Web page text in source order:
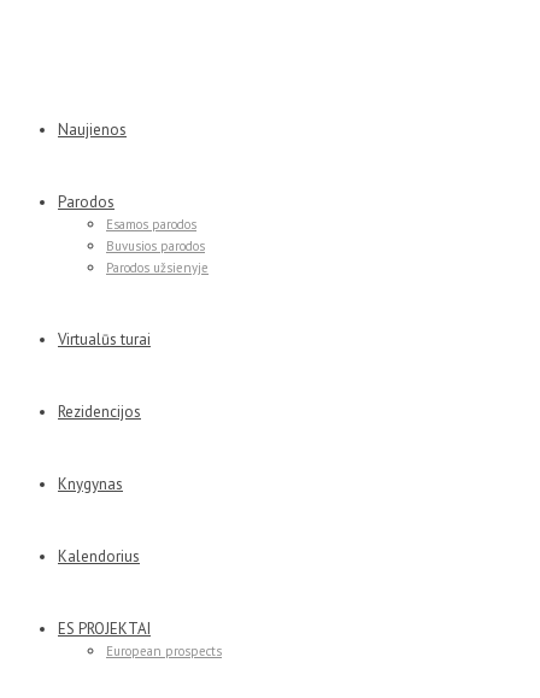
Naujienos
Parodos
Esamos parodos
Buvusios parodos
Parodos užsienyje
Virtualūs turai
Rezidencijos
Knygynas
Kalendorius
ES PROJEKTAI
European prospects